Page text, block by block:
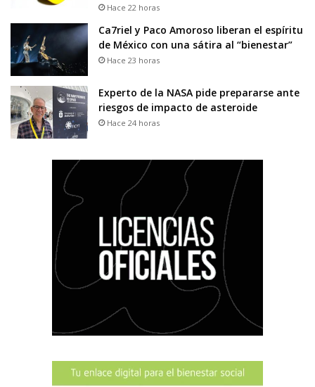
Hace 22 horas
Ca7riel y Paco Amoroso liberan el espíritu
de México con una sátira al “bienestar”
Hace 23 horas
Experto de la NASA pide prepararse ante
riesgos de impacto de asteroide
Hace 24 horas